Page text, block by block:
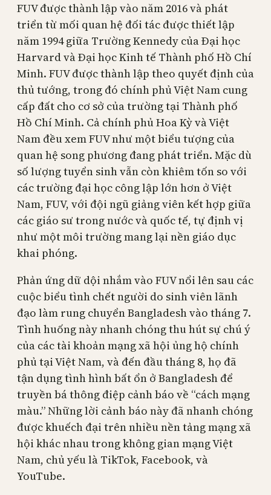
FUV được thành lập vào năm 2016 và phát
triển từ mối quan hệ đối tác được thiết lập
năm 1994 giữa Trường Kennedy của Đại học
Harvard và Đại học Kinh tế Thành phố Hồ Chí
Minh. FUV được thành lập theo quyết định của
thủ tướng, trong đó chính phủ Việt Nam cung
cấp đất cho cơ sở của trường tại Thành phố
Hồ Chí Minh. Cả chính phủ Hoa Kỳ và Việt
Nam đều xem FUV như một biểu tượng của
quan hệ song phương đang phát triển. Mặc dù
số lượng tuyển sinh vẫn còn khiêm tốn so với
các trường đại học công lập lớn hơn ở Việt
Nam, FUV, với đội ngũ giảng viên kết hợp giữa
các giáo sư trong nước và quốc tế, tự định vị
như một môi trường mang lại nền giáo dục
khai phóng.
Phản ứng dữ dội nhắm vào FUV nổi lên sau các
cuộc biểu tình chết người do sinh viên lãnh
đạo làm rung chuyển Bangladesh vào tháng 7.
Tình huống này nhanh chóng thu hút sự chú ý
của các tài khoản mạng xã hội ủng hộ chính
phủ tại Việt Nam, và đến đầu tháng 8, họ đã
tận dụng tình hình bất ổn ở Bangladesh để
truyền bá thông điệp cảnh báo về “cách mạng
màu.” Những lời cảnh báo này đã nhanh chóng
được khuếch đại trên nhiều nền tảng mạng xã
hội khác nhau trong không gian mạng Việt
Nam, chủ yếu là TikTok, Facebook, và
YouTube.